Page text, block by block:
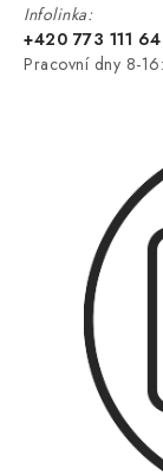
Infolinka:
+420 773 111
Pracovní dny 8-